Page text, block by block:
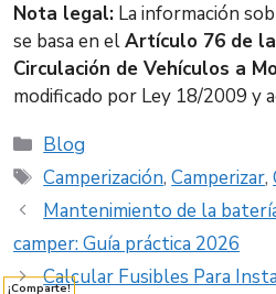
¡Comparte!
Nota legal: La información
se basa en elArtículo 76 de
Circulación de Vehículos a
modificado por Ley 18/2009 y
Categorías
Blog
Etiquetas
Camperización,Camperizar,
Mantenimiento de la
camper: Guía práctica 2026
Calcular Fusibles Para